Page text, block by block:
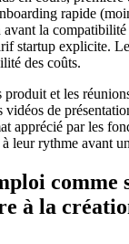
rapide
la
startup explicite.
des coûts.
produit et les
vidéos de
apprécié par les
leur rythme avant
comme
à la